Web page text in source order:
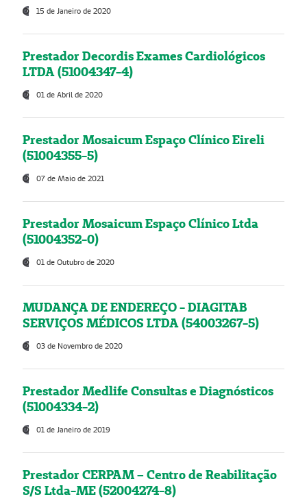
15 de Janeiro de 2020
Prestador Decordis Exames Cardiológicos
LTDA (51004347-4)
01 de Abril de 2020
Prestador Mosaicum Espaço Clínico Eireli
(51004355-5)
07 de Maio de 2021
Prestador Mosaicum Espaço Clínico Ltda
(51004352-0)
01 de Outubro de 2020
MUDANÇA DE ENDEREÇO - DIAGITAB
SERVIÇOS MÉDICOS LTDA (54003267-5)
03 de Novembro de 2020
Prestador Medlife Consultas e Diagnósticos
(51004334-2)
01 de Janeiro de 2019
Prestador CERPAM – Centro de Reabilitação
S/S Ltda-ME (52004274-8)